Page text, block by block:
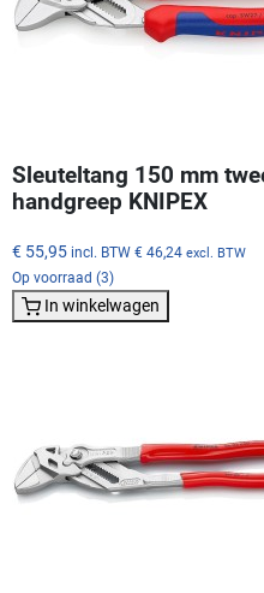
Sleuteltang 150 mm
handgreep KNIPEX
€ 55,95 incl. BTW € 46,24 excl. BTW
Op voorraad (3)
In winkelwagen